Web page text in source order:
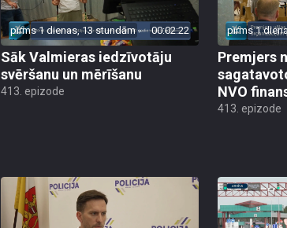
pirms 1 dienas, 13 stundām 00:02:22
Sāk Valmieras iedzīvotāju
svēršanu un mērīšanu
413. epizode
pirms 1
Premjers
NVO
413. epizode